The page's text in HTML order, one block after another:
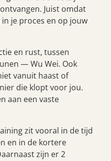
Juist omdat
je proces en op jouw
en rust, tussen
— Wu Wei. Ook
vanuit haast of
die klopt voor jou.
aan een vaste
zit vooral in de tijd
en in de kortere
zijn er 2